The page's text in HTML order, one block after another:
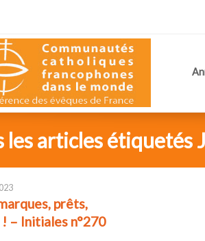
les articles étiquetés
prêts,
– Initiales n°270